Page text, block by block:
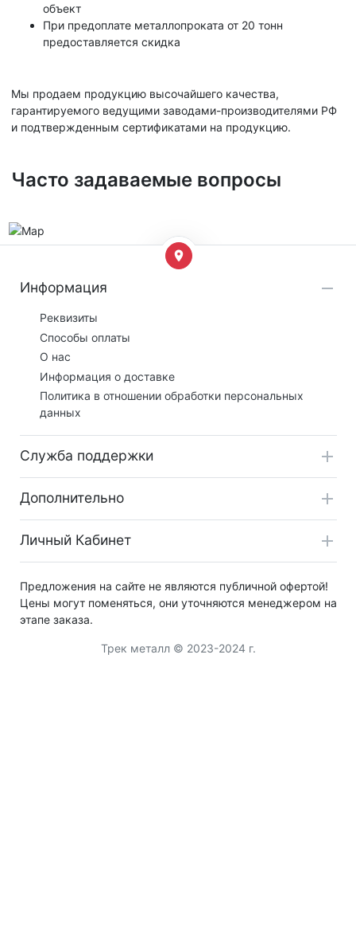
объект
При предоплате металлопроката от 20 тонн
предоставляется скидка
Мы продаем продукцию высочайшего качества,
гарантируемого ведущими заводами-производителями РФ
и подтвержденным сертификатами на продукцию.
Часто задаваемые вопросы
Информация
Реквизиты
Способы оплаты
О нас
Информация о доставке
Политика в отношении обработки персональных
данных
Служба поддержки
Дополнительно
Личный Кабинет
Предложения на сайте не являются публичной офертой!
Цены могут поменяться, они уточняются менеджером на
этапе заказа.
Трек металл © 2023-2024 г.